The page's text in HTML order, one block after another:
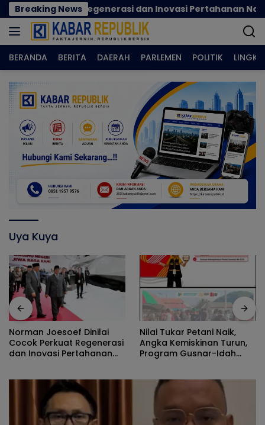
Langsung
ke
konten
Breaking News
Perkuat Regenerasi dan Inovasi Pertahanan Nasional
BERANDA BERITA DAERAH PARLEMEN POLITIK
Uya Kuya
Norman Joesoef Dinilai
Cocok Perkuat Regenerasi
dan Inovasi Pertahanan
Nilai Tukar Petani Naik,
Angka Kemiskinan Turun,
Program Gusnar-Idah